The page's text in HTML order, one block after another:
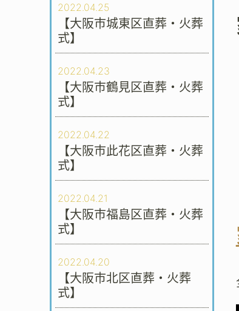
2022.04.25
【大阪市城東区直葬・火葬
式】
2022.04.23
【大阪市鶴見区直葬・火葬
式】
2022.04.22
【大阪市此花区直葬・火葬
式】
2022.04.21
【大阪市福島区直葬・火葬
式】
2022.04.20
【大阪市北区直葬・火葬
式】